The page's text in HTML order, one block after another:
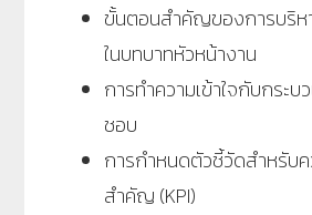
ขั้นตอนสำคัญของการบริห
ในบทบาทหัวหน้างาน
การทำความเข้าใจกับกระ
ชอบ
การกำหนดตัวชี้วัดสำหรับค
สำคัญ (KPI)